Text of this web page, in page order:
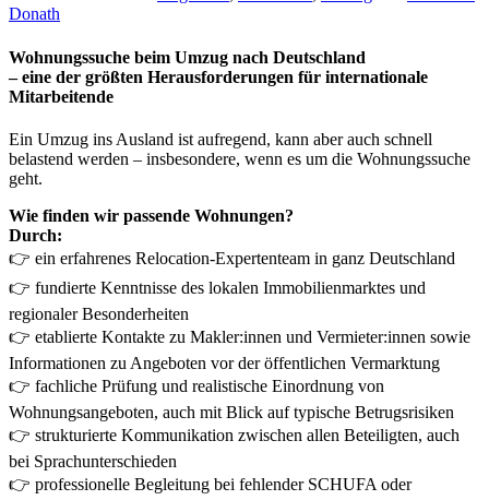
Donath
Wohnungssuche beim Umzug nach Deutschland
– eine der größten Herausforderungen für internationale
Mitarbeitende
Ein Umzug ins Ausland ist aufregend, kann aber auch schnell
belastend werden – insbesondere, wenn es um die Wohnungssuche
geht.
Wie finden wir passende Wohnungen?
Durch:
👉 ein erfahrenes Relocation-Expertenteam in ganz Deutschland
👉 fundierte Kenntnisse des lokalen Immobilienmarktes und
regionaler Besonderheiten
👉 etablierte Kontakte zu Makler:innen und Vermieter:innen sowie
Informationen zu Angeboten vor der öffentlichen Vermarktung
👉 fachliche Prüfung und realistische Einordnung von
Wohnungsangeboten, auch mit Blick auf typische Betrugsrisiken
👉 strukturierte Kommunikation zwischen allen Beteiligten, auch
bei Sprachunterschieden
👉 professionelle Begleitung bei fehlender SCHUFA oder